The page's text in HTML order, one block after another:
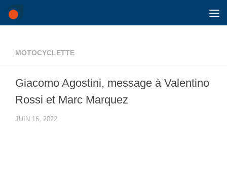
Skip to content
MOTOCYCLETTE
Giacomo Agostini, message à Valentino
Rossi et Marc Marquez
JUIN 16, 2022